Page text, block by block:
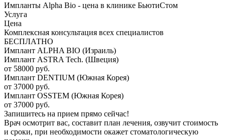
Импланты Alpha Bio - цена в клинике БьютиСтом
Услуга
Цена
Комплексная консультация всех специалистов
БЕСПЛАТНО
Имплант ALPHA BIO (Израиль)
Имплант ASTRA Tech. (Швеция)
от 58000 руб.
Имплант DENTIUM (Южная Корея)
от 37000 руб.
Имплант OSSTEM (Южная Корея)
от 37000 руб.
Запишитесь на прием прямо сейчас!
Врач осмотрит вас, составит план лечения, озвучит стоимость
и сроки, при необходимости окажет стоматологическую